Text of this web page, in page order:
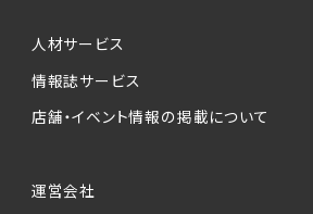
人材サービス
情報誌サービス
店舗・イベント情報の掲載について
運営会社